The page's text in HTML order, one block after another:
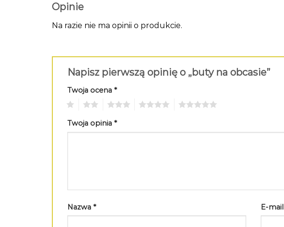
Opinie
Na razie nie ma opinii o produkcie.
Napisz pierwszą opinię o „buty na obcasie”
Twoja ocena *
Twoja opinia *
Nazwa * E-mail